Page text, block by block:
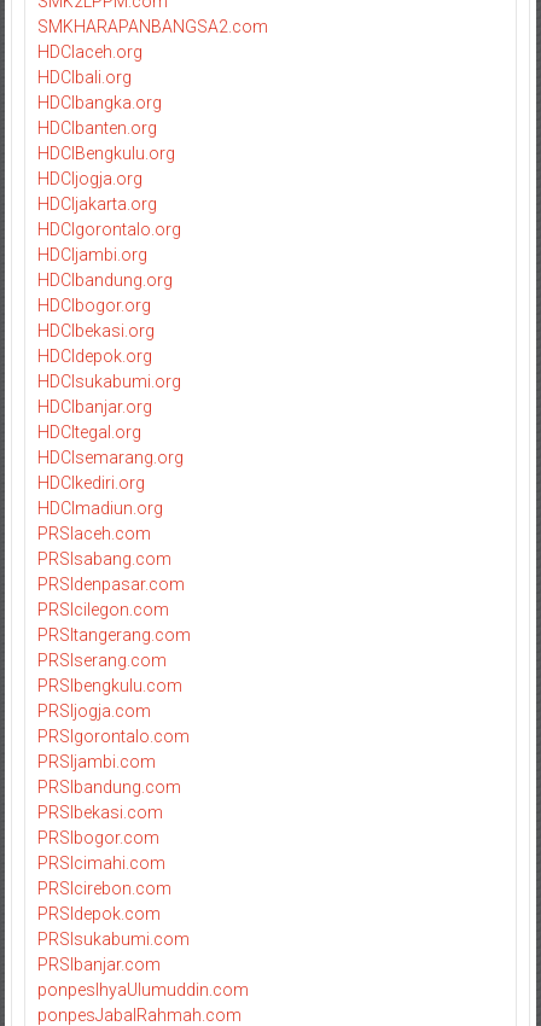
SMKHARAPANBANGSA2.com
HDCIaceh.org
HDCIbali.org
HDCIbangka.org
HDCIbanten.org
HDCIBengkulu.org
HDCIjogja.org
HDCIjakarta.org
HDCIgorontalo.org
HDCIjambi.org
HDCIbandung.org
HDCIbogor.org
HDCIbekasi.org
HDCIdepok.org
HDCIsukabumi.org
HDCIbanjar.org
HDCItegal.org
HDCIsemarang.org
HDCIkediri.org
HDCImadiun.org
PRSIaceh.com
PRSIsabang.com
PRSIdenpasar.com
PRSIcilegon.com
PRSItangerang.com
PRSIserang.com
PRSIbengkulu.com
PRSIjogja.com
PRSIgorontalo.com
PRSIjambi.com
PRSIbandung.com
PRSIbekasi.com
PRSIbogor.com
PRSIcimahi.com
PRSIcirebon.com
PRSIdepok.com
PRSIsukabumi.com
PRSIbanjar.com
ponpesIhyaUlumuddin.com
ponpesJabalRahmah.com